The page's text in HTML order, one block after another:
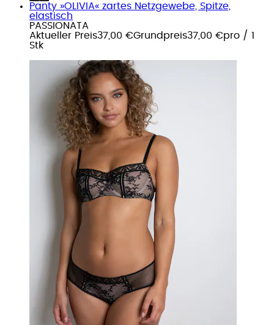
Panty »OLIVIA« zartes Netzgewebe, Spitze,
elastisch
PASSIONATA
Aktueller Preis37,00 €Grundpreis37,00 €pro / 1
Stk